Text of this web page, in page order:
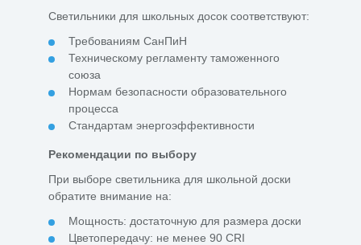
Светильники для школьных досок соответствуют:
Требованиям СанПиН
Техническому регламенту таможенного
союза
Нормам безопасности образовательного
процесса
Стандартам энергоэффективности
Рекомендации по выбору
При выборе светильника для школьной доски
обратите внимание на:
Мощность: достаточную для размера доски
Цветопередачу: не менее 90 CRI